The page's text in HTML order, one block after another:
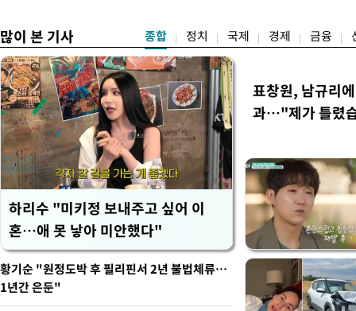
많이 본 기사 종합 정치 국제 경제 금융
하리수 "미키정 보내주고 싶어 이
혼…애 못 낳아 미안했다"
표창원, 남규리
과…"제가 틀렸
황기순 "원정도박 후 필리핀서 2년 불법체류…
1년간 은둔"